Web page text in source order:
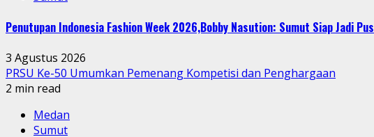
Penutupan Indonesia Fashion Week 2026,Bobby Nasution: Sumut Siap Jadi
3 Agustus 2026
PRSU Ke-50 Umumkan Pemenang Kompetisi dan Penghargaan
2 min read
Medan
Sumut